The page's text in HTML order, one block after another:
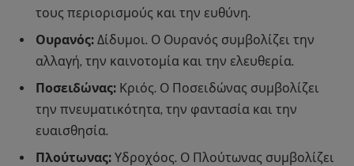
τους περιορισμούς και την ευθύνη.
Ουρανός: Δίδυμοι. Ο Ουρανός συμβολίζει την
αλλαγή, την καινοτομία και την ελευθερία.
Ποσειδώνας: Κριός. Ο Ποσειδώνας συμβολίζει
την πνευματικότητα, την φαντασία και την
ευαισθησία.
Πλούτωνας: Υδροχόος. Ο Πλούτωνας συμβολίζει